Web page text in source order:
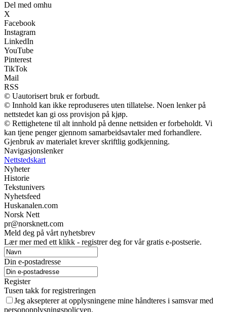
Del med omhu
X
Facebook
Instagram
LinkedIn
YouTube
Pinterest
TikTok
Mail
RSS
© Uautorisert bruk er forbudt.
© Innhold kan ikke reproduseres uten tillatelse. Noen lenker på
nettstedet kan gi oss provisjon på kjøp.
© Rettighetene til alt innhold på denne nettsiden er forbeholdt. Vi
kan tjene penger gjennom samarbeidsavtaler med forhandlere.
Gjenbruk av materialet krever skriftlig godkjenning.
Navigasjonslenker
Nettstedskart
Nyheter
Historie
Tekstunivers
Nyhetsfeed
Huskanalen.com
Norsk Nett
pr@norsknett.com
Meld deg på vårt nyhetsbrev
Lær mer med ett klikk - registrer deg for vår gratis e-postserie.
Din e-postadresse
Register
Tusen takk for registreringen
Jeg aksepterer at opplysningene mine håndteres i samsvar med
personopplysningspolicyen.